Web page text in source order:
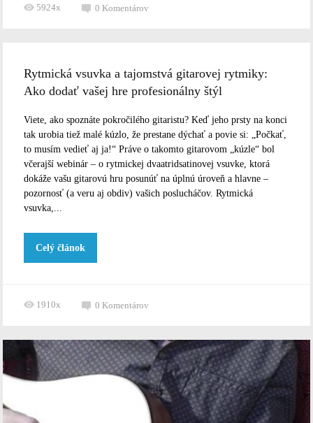
5924x 0Komentárov
Rytmická vsuvka a tajomstvá gitarovej rytmiky:
Ako dodať vašej hre profesionálny štýl
Viete, ako spoznáte pokročilého gitaristu? Keď jeho prsty na konci
tak urobia tiež malé kúzlo, že prestane dýchať a povie si: „Počkať,
to musím vedieť aj ja!“ Práve o takomto gitarovom „kúzle“ bol
včerajší webinár – o rytmickej dvaatridsatinovej vsuvke, ktorá
dokáže vašu gitarovú hru posunúť na úplnú úroveň a hlavne –
pozornosť (a veru aj obdiv) vašich poslucháčov. Rytmická
vsuvka,...
Celý článok
1910x 0Komentárov